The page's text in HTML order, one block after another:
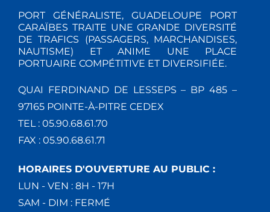
PORT GÉNÉRALISTE, GUADELOUPE PORT
CARAÏBES TRAITE UNE GRANDE DIVERSITÉ
DE TRAFICS (PASSAGERS, MARCHANDISES,
NAUTISME) ET ANIME UNE PLACE
PORTUAIRE COMPÉTITIVE ET DIVERSIFIÉE.
QUAI FERDINAND DE LESSEPS – BP 485 –
97165 POINTE-À-PITRE CEDEX
TEL : 05.90.68.61.70
FAX : 05.90.68.61.71
HORAIRES D'OUVERTURE AU PUBLIC :
LUN - VEN : 8H - 17H
SAM - DIM : FERMÉ